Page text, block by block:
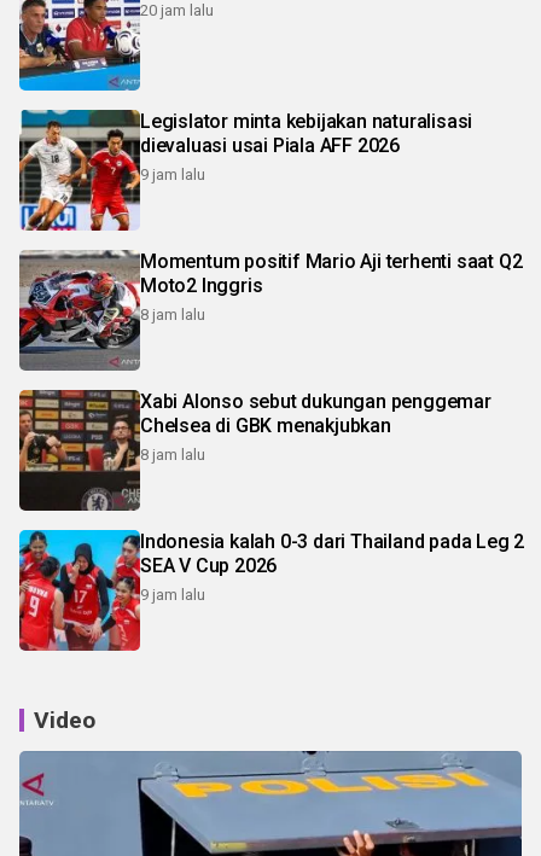
20 jam lalu
Legislator minta kebijakan naturalisasi
dievaluasi usai Piala AFF 2026
9 jam lalu
Momentum positif Mario Aji terhenti saat Q2
Moto2 Inggris
8 jam lalu
Xabi Alonso sebut dukungan penggemar
Chelsea di GBK menakjubkan
8 jam lalu
Indonesia kalah 0-3 dari Thailand pada Leg 2
SEA V Cup 2026
9 jam lalu
Video